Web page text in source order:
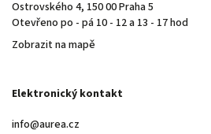
Ostrovského 4, 150 00 Praha 5
Otevřeno po - pá 10 - 12 a 13 - 17 hod
Zobrazit na mapě
Elektronický kontakt
info@aurea.cz